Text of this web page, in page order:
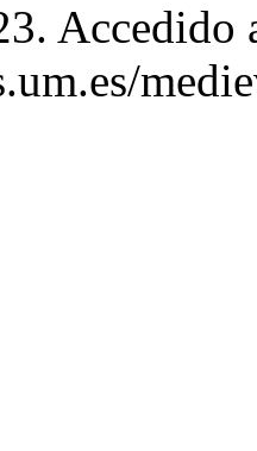
Accedido